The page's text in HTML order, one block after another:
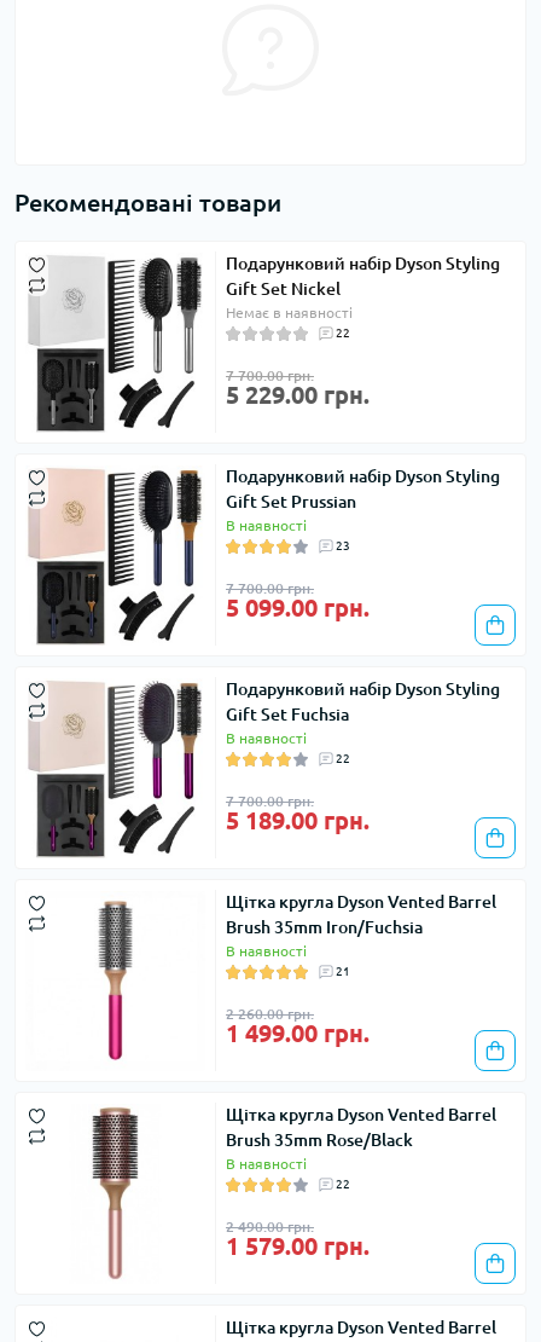
Рекомендовані товари
Подарунковий набір Dyson Styling
Gift Set Nickel
Немає в наявності
22
7 700.00 грн.
5 229.00 грн.
Подарунковий набір Dyson Styling
Gift Set Prussian
В наявності
23
7 700.00 грн.
5 099.00 грн.
Подарунковий набір Dyson Styling
Gift Set Fuchsia
В наявності
22
7 700.00 грн.
5 189.00 грн.
Щітка кругла Dyson Vented Barrel
Brush 35mm Iron/Fuchsia
В наявності
21
2 260.00 грн.
1 499.00 грн.
Щітка кругла Dyson Vented Barrel
Brush 35mm Rose/Black
В наявності
22
2 490.00 грн.
1 579.00 грн.
Щітка кругла Dyson Vented Barrel